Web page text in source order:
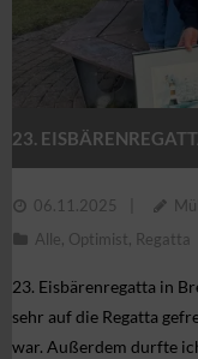
Regatten
MSC Shop
MSC Racing Team
23.
06.11.2025
Alle, Optimist, Regatta
23. Eisbärenregatta in
sehr auf die Regatta
war. Außerdem durfte